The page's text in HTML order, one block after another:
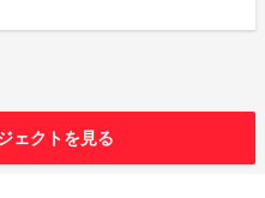
ェクトを見る